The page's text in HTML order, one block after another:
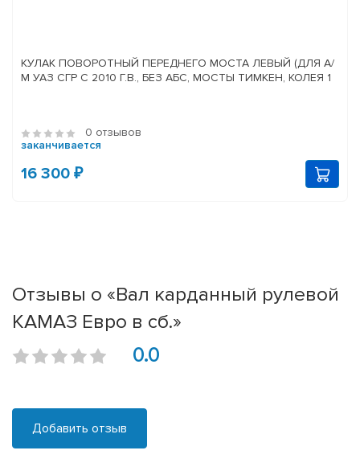
КУЛАК ПОВОРОТНЫЙ ПЕРЕДНЕГО МОСТА ЛЕВЫЙ (ДЛЯ А/
М УАЗ СГР С 2010 Г.В., БЕЗ АБС, МОСТЫ ТИМКЕН, КОЛЕЯ 1
0 отзывов
заканчивается
16 300 ₽
Отзывы о «Вал карданный рулевой
КАМАЗ Евро в сб.»
0.0
Добавить отзыв